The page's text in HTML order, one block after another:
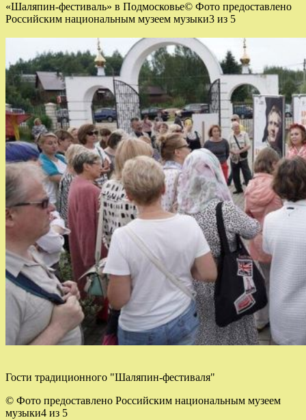
«Шаляпин-фестиваль» в Подмосковье© Фото предоставлено
Российским национальным музеем музыки3 из 5
Гости традиционного "Шаляпин-фестиваля"
© Фото предоставлено Российским национальным музеем
музыки4 из 5